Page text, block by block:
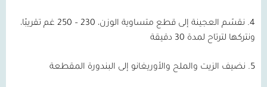
4. نقسّم العجينة إلى قطع متساوية الوزن، 230 – 250 غم تقريبًا،
ونتركها لترتاح لمدة 30 دقيقة
5. نضيف الزيت والملح والأوريغانو إلى البندورة المقطعة